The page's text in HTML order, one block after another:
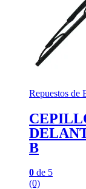
Repuestos de
B
0 de 5
(0)